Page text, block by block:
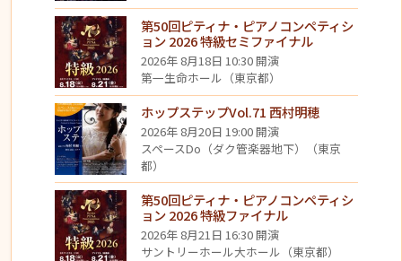
第50回ピティナ・ピアノコンペティシ
ョン 2026 特級セミファイナル
2026年 8月18日 10:30 開演
第一生命ホール（東京都）
ホップステップVol.71 西村明穂
2026年 8月20日 19:00 開演
スペースDo（ダク管楽器地下）（東京
都）
第50回ピティナ・ピアノコンペティシ
ョン 2026 特級ファイナル
2026年 8月21日 16:30 開演
サントリーホール大ホール（東京都）